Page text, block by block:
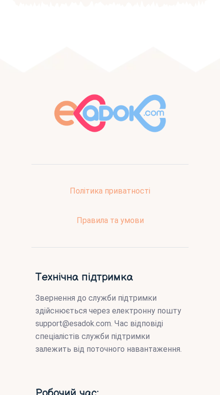
Політика приватності
Правила та умови
Технічна підтримка
Звернення до служби підтримки
здійснюється через електронну пошту
support@esadok.com. Час відповіді
спеціалістів служби підтримки
залежить від поточного навантаження.